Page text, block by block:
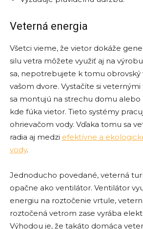
Veterná energia
Všetci vieme, že vietor dokáže
silu vetra môžete využiť aj na
sa, nepotrebujete k tomu obrovský
vašom dvore. Vystačíte si
sa montujú na strechu domu alebo
kde fúka vietor. Tieto systémy
ohrievačom vody. Vďaka tomu sa
radia aj medzi efektívne a
vody.
Jednoducho povedané, veterná
opačne ako ventilátor. Ventilátor
energiu na roztočenie vrtule,
roztočená vetrom zase vyrába
Výhodou je, že takáto domáca